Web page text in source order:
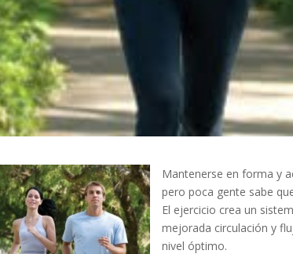
Mantenerse en forma y
pero poca gente sabe
El ejercicio crea un
mejorada circulación y
nivel óptimo.